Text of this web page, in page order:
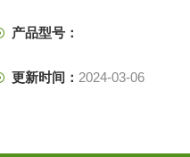
产品型号：
更新时间： 2024-03-06